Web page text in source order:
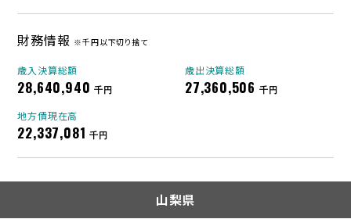
財務情報 ※千円以下切り捨て
歳入決算総額
28,640,940 千円
歳出決算総額
27,360,506 千円
地方債現在高
22,337,081 千円
山梨県